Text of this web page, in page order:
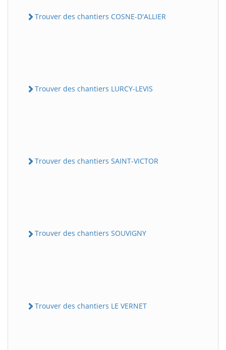
Trouver des chantiers COSNE-D'ALLIER
Trouver des chantiers LURCY-LEVIS
Trouver des chantiers SAINT-VICTOR
Trouver des chantiers SOUVIGNY
Trouver des chantiers LE VERNET